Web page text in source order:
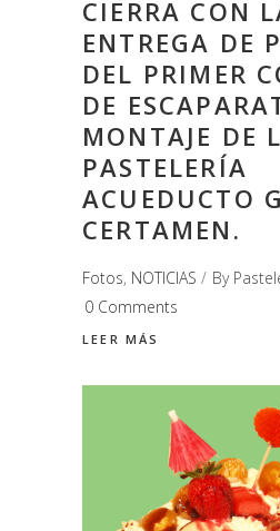
CIERRA CON
ENTREGA DE
DEL PRIMER
DE
MONTAJE DE
PASTELERÍA
ACUEDUCTO
CERTAMEN.
Fotos, NOTICIAS By
0 Comments
LEER MÁS